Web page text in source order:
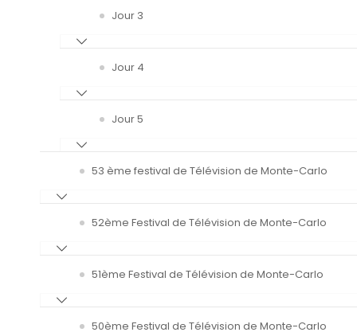
Jour 3
Jour 4
Jour 5
53 ème festival de Télévision de Monte-Carlo
52ème Festival de Télévision de Monte-Carlo
51ème Festival de Télévision de Monte-Carlo
50ème Festival de Télévision de Monte-Carlo